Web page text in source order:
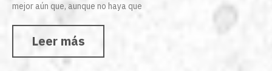
mejor aún que, aunque no haya que
Leer más